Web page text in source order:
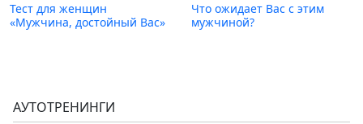
Тест для женщин
«Мужчина, достойный Вас»
Что ожидает Вас с этим
мужчиной?
АУТОТРЕНИНГИ